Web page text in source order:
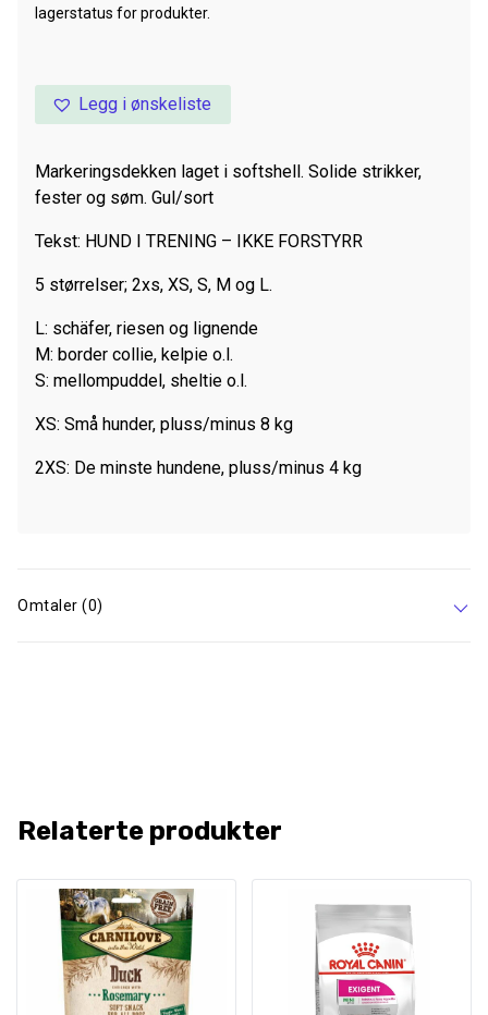
lagerstatus for produkter.
Legg i ønskeliste
Markeringsdekken laget i softshell. Solide strikker,
fester og søm. Gul/sort
Tekst: HUND I TRENING – IKKE FORSTYRR
5 størrelser; 2xs, XS, S, M og L.
L: schäfer, riesen og lignende
M: border collie, kelpie o.l.
S: mellompuddel, sheltie o.l.
XS: Små hunder, pluss/minus 8 kg
2XS: De minste hundene, pluss/minus 4 kg
Omtaler (0)
Relaterte produkter